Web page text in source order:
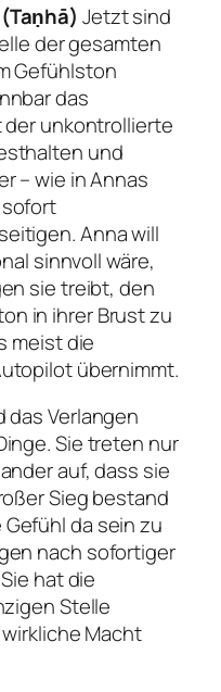
Jetzt sind
der gesamten
Gefühlston
das
der unkontrollierte
und
– wie in Annas
sofort
Anna will
sinnvoll wäre,
sie treibt, den
in ihrer Brust zu
meist die
übernimmt.
das Verlangen
Sie treten nur
auf, dass sie
Sieg bestand
da sein zu
nach sofortiger
hat die
Stelle
Macht